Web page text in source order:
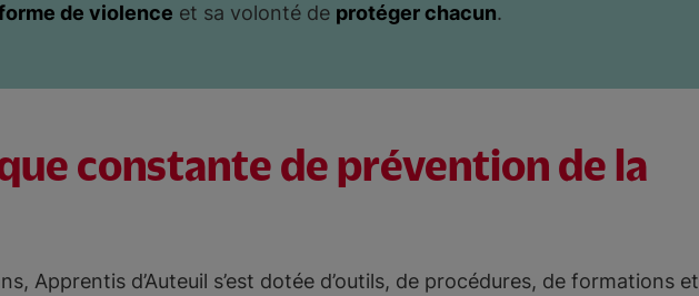
de violence et sa volonté de protéger chacun.
constante de prévention de la
Apprentis d’Auteuil s’est dotée d’outils, de procédures, de formations et